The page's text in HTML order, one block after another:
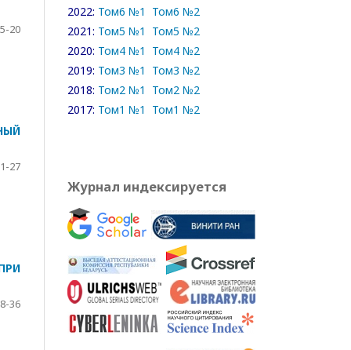
20
27
36
2022: Том6 №1
Том6 №2
2021: Том5 №1
Том5 №2
2020: Том4 №1
Том4 №2
2019: Том3 №1
Том3 №2
2018: Том2 №1
Том2 №2
2017: Том1 №1 Том1 №2
Журнал индексируется